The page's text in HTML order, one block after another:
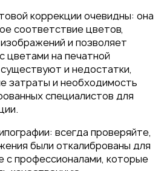
коррекции очевидны: она
соответствие цветов,
и позволяет
цветами на печатной
и недостатки,
затраты и необходимость
специалистов для
всегда проверяйте,
были откалиброваны для
с профессионалами, которые